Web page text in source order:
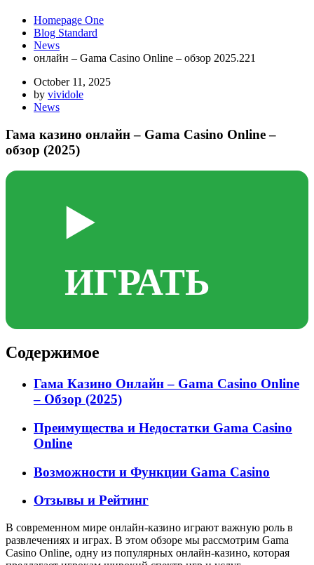
Homepage One
Blog Standard
News
онлайн – Gama Casino Online – обзор 2025.221
October 11, 2025
by vividole
News
Гама казино онлайн – Gama Casino Online –
обзор (2025)
▶️
ИГРАТЬ
Содержимое
Гама Казино Онлайн – Gama Casino Online
– Обзор (2025)
Преимущества и Недостатки Gama Casino
Online
Возможности и Функции Gama Casino
Отзывы и Рейтинг
В современном мире онлайн-казино играют важную роль в
развлечениях и играх. В этом обзоре мы рассмотрим Gama
Casino Online, одну из популярных онлайн-казино, которая